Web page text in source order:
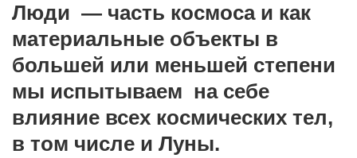
Экология
Здоровье
Здоровый образ жизни
Сам себе доктор
Люди — часть космоса и как
материальные объекты в
большей или меньшей степени
мы испытываем на себе
влияние всех космических тел,
в том числе и Луны.